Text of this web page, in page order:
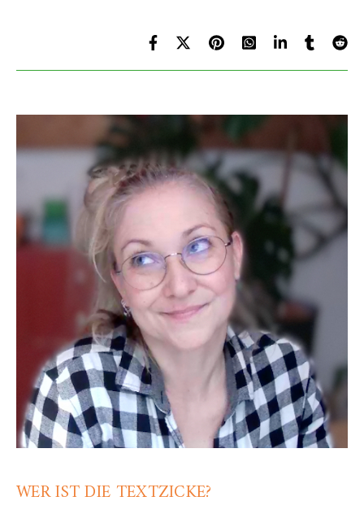
WER IST DIE TEXTZICKE?